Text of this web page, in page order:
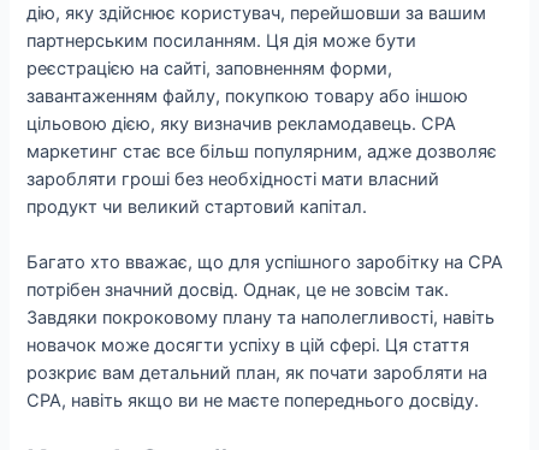
дію, яку здійснює користувач, перейшовши за вашим
партнерським посиланням. Ця дія може бути
реєстрацією на сайті, заповненням форми,
завантаженням файлу, покупкою товару або іншою
цільовою дією, яку визначив рекламодавець. CPA
маркетинг стає все більш популярним, адже дозволяє
заробляти гроші без необхідності мати власний
продукт чи великий стартовий капітал.
Багато хто вважає, що для успішного заробітку на CPA
потрібен значний досвід. Однак, це не зовсім так.
Завдяки покроковому плану та наполегливості, навіть
новачок може досягти успіху в цій сфері. Ця стаття
розкриє вам детальний план, як почати заробляти на
CPA, навіть якщо ви не маєте попереднього досвіду.